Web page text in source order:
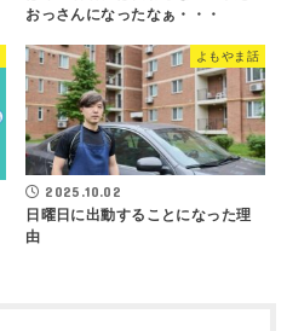
おっさんになったなぁ・・・
よもやま話
2025.10.02
日曜日に出動することになった理
由